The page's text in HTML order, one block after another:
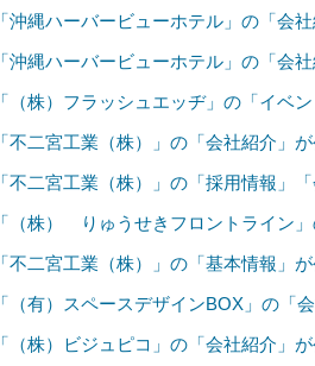
「沖縄ハーバービューホテル」の「会
「沖縄ハーバービューホテル」の「会
「（株）フラッシュエッヂ」の「イベ
「不二宮工業（株）」の「会社紹介」が
「不二宮工業（株）」の「採用情報」
「（株） りゅうせきフロントライン
「不二宮工業（株）」の「基本情報」が
「（有）スペースデザインBOX」の「
「（株）ビジュピコ」の「会社紹介」が